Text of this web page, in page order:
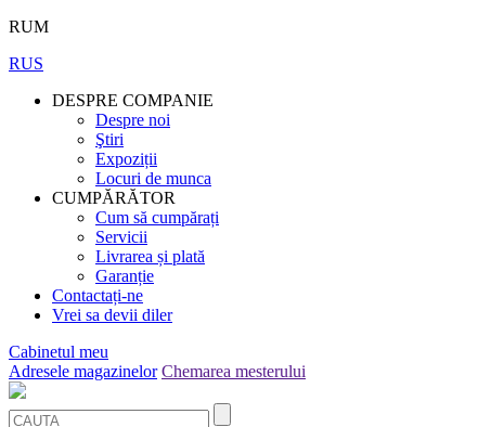
RUM
RUS
DESPRE COMPANIE
Despre noi
Ştiri
Expoziții
Locuri de munca
CUMPĂRĂTOR
Cum să cumpărați
Servicii
Livrarea și plată
Garanție
Contactați-ne
Vrei sa devii diler
Cabinetul meu
Adresele magazinelor Chemarea mesterului